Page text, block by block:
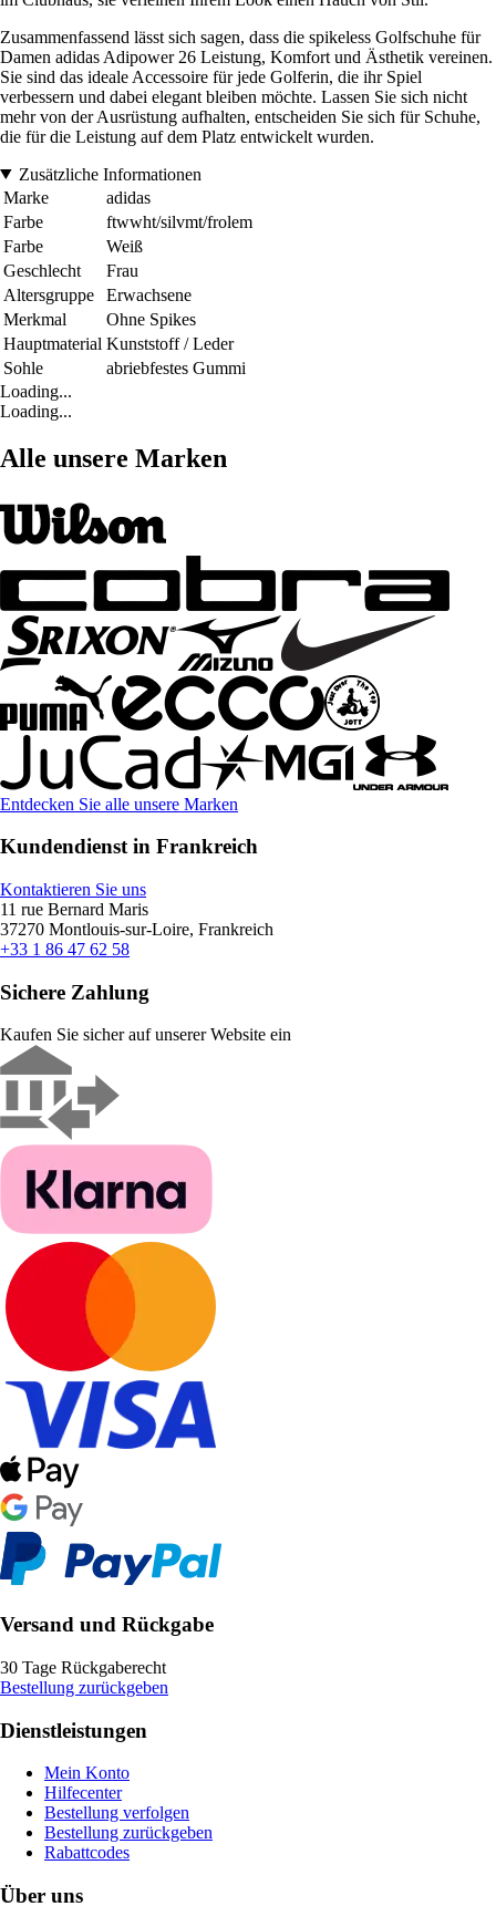
Zusammenfassend lässt sich sagen, dass die spikeless Golfschuhe für
Damen adidas Adipower 26 Leistung, Komfort und Ästhetik vereinen.
Sie sind das ideale Accessoire für jede Golferin, die ihr Spiel
verbessern und dabei elegant bleiben möchte. Lassen Sie sich nicht
mehr von der Ausrüstung aufhalten, entscheiden Sie sich für Schuhe,
die für die Leistung auf dem Platz entwickelt wurden.
Zusätzliche Informationen
Marke
adidas
Farbe
ftwwht/silvmt/frolem
Farbe
Weiß
Geschlecht
Frau
Altersgruppe
Erwachsene
Merkmal
Ohne Spikes
Hauptmaterial Kunststoff / Leder
Sohle
abriebfestes Gummi
Loading...
Loading...
Alle unsere Marken
Entdecken Sie alle unsere Marken
Kundendienst in Frankreich
Kontaktieren Sie uns
11 rue Bernard Maris
37270 Montlouis-sur-Loire, Frankreich
+33 1 86 47 62 58
Sichere Zahlung
Kaufen Sie sicher auf unserer Website ein
Versand und Rückgabe
30 Tage Rückgaberecht
Bestellung zurückgeben
Dienstleistungen
Mein Konto
Hilfecenter
Bestellung verfolgen
Bestellung zurückgeben
Rabattcodes
Über uns